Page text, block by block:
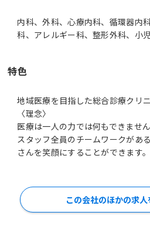
内科、外科、心療内科、循環器内
科、アレルギー科、整形外科、小
特色
地域医療を目指した総合診療クリニ
〈理念〉
医療は一人の力では何もできません
スタッフ全員のチームワークがあ
さんを笑顔にすることができます。
この会社のほかの求